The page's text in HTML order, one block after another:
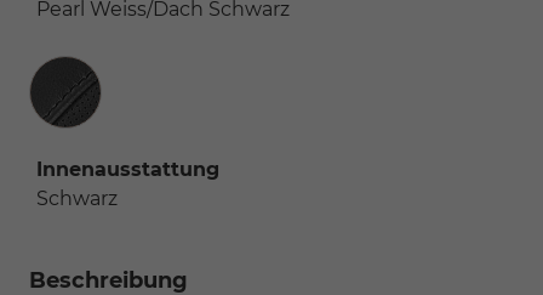
Pearl Weiss/Dach Schwarz
Innenausstattung
Innenausstattung
Schwarz
Beschreibung